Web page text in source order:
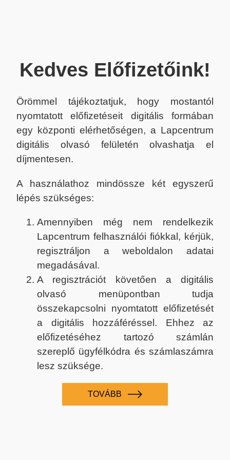
Kedves Előfizetőink!
Örömmel tájékoztatjuk, hogy mostantól
nyomtatott előfizetéseit digitális formában
egy központi elérhetőségen, a Lapcentrum
digitális olvasó felületén olvashatja el
díjmentesen.
A használathoz mindössze két egyszerű
lépés szükséges:
Amennyiben még nem rendelkezik
Lapcentrum felhasználói fiókkal, kérjük,
regisztráljon a weboldalon adatai
megadásával.
A regisztrációt követően a digitális
olvasó menüpontban tudja
összekapcsolni nyomtatott előfizetését
a digitális hozzáféréssel. Ehhez az
előfizetéséhez tartozó számlán
szereplő ügyfélkódra és számlaszámra
lesz szüksége.
TOVÁBB